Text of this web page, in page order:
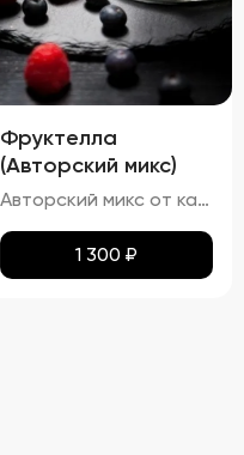
Фруктелла
(Авторский микс)
Авторский микс от кальянных мастеров - Твист на известные конфеты - мягкость банана, искрящаяся клубничная начинка и приятная яблочная кислинка
1 300 ₽